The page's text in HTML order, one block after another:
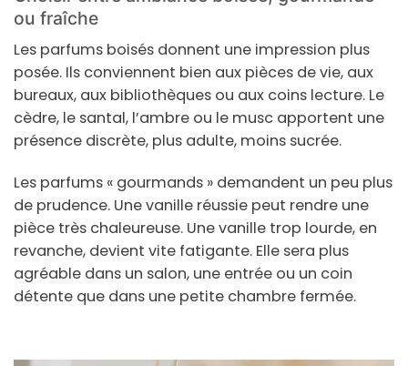
ou fraîche
Les parfums boisés donnent une impression plus
posée. Ils conviennent bien aux pièces de vie, aux
bureaux, aux bibliothèques ou aux coins lecture. Le
cèdre, le santal, l’ambre ou le musc apportent une
présence discrète, plus adulte, moins sucrée.
Les parfums « gourmands » demandent un peu plus
de prudence. Une vanille réussie peut rendre une
pièce très chaleureuse. Une vanille trop lourde, en
revanche, devient vite fatigante. Elle sera plus
agréable dans un salon, une entrée ou un coin
détente que dans une petite chambre fermée.